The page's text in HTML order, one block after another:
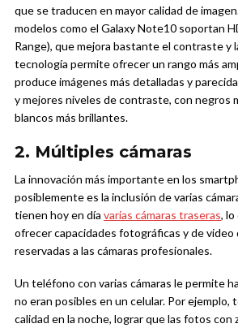
que se traducen en mayor calidad de
modelos como el Galaxy Note10 soportan
Range), que mejora bastante el contraste y
tecnología permite ofrecer un rango más
produce imágenes más detalladas y
y mejores niveles de contraste, con negros
blancos más brillantes.
2. Múltiples cámaras
La innovación más importante en los
posiblemente es la inclusión de varias
tienen hoy en día varias cámaras traseras,
ofrecer capacidades fotográficas y de
reservadas a las cámaras profesionales.
Un teléfono con varias cámaras le permite
no eran posibles en un celular. Por ejemplo,
calidad en la noche, lograr que las fotos con